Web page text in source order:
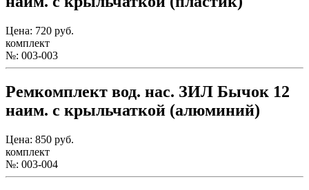
Цена: 720 руб.
комплект
№: 003-003
Ремкомплект вод. нас. ЗИЛ Бычок 12
наим. с крыльчаткой (алюминий)
Цена: 850 руб.
комплект
№: 003-004